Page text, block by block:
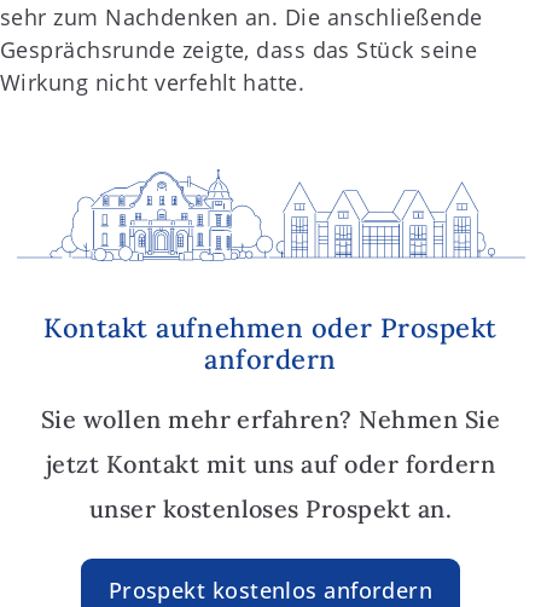
sehr zum Nachdenken an. Die anschließende
Gesprächsrunde zeigte, dass das Stück seine
Wirkung nicht verfehlt hatte.
Kontakt aufnehmen oder Prospekt
anfordern
Sie wollen mehr erfahren? Nehmen Sie
jetzt Kontakt mit uns auf oder fordern
unser kostenloses Prospekt an.
Prospekt kostenlos anfordern